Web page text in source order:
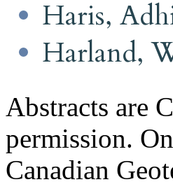
Haris,
Harland,
Abstracts are
permission.
Canadian